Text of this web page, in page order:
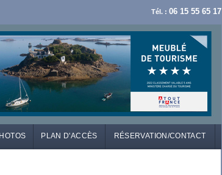
Tél. : 06 15 55 65 17
PLAN D'ACCÈS RÉSERVATION/CONTACT